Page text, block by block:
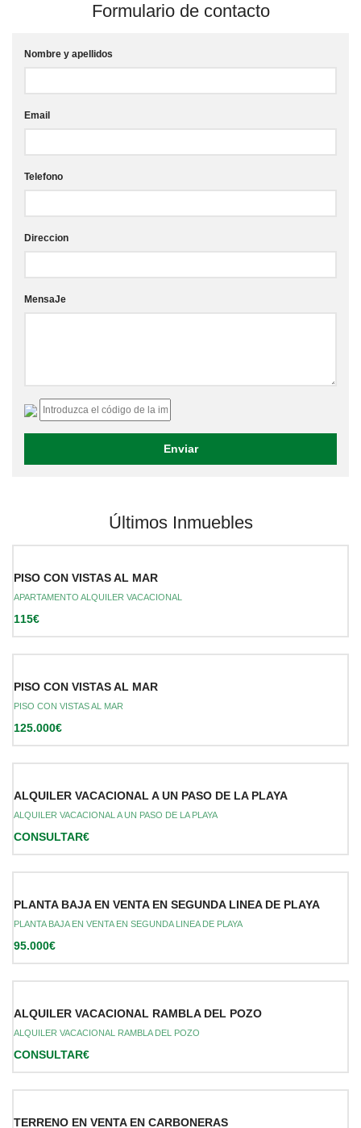
Formulario de contacto
Nombre y apellidos
Email
Telefono
Direccion
MensaJe
Últimos Inmuebles
PISO CON VISTAS AL MAR
APARTAMENTO ALQUILER VACACIONAL
115€
PISO CON VISTAS AL MAR
PISO CON VISTAS AL MAR
125.000€
ALQUILER VACACIONAL A UN PASO DE LA PLAYA
ALQUILER VACACIONAL A UN PASO DE LA PLAYA
CONSULTAR€
PLANTA BAJA EN VENTA EN SEGUNDA LINEA DE PLAYA
PLANTA BAJA EN VENTA EN SEGUNDA LINEA DE PLAYA
95.000€
ALQUILER VACACIONAL RAMBLA DEL POZO
ALQUILER VACACIONAL RAMBLA DEL POZO
CONSULTAR€
TERRENO EN VENTA EN CARBONERAS